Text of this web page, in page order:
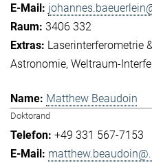
3406 332
Laserinterferometrie
Astronomie Weltraum-
Matthew Beaudoin
Doktorand
+49 331 567-7153